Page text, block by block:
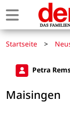
Startseite >
Petra
Maisingen